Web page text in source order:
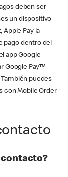
deben ser
un dispositivo
Apple Pay la
pago dentro del
app Google
Google Pay™
También puedes
con Mobile Order
contacto?